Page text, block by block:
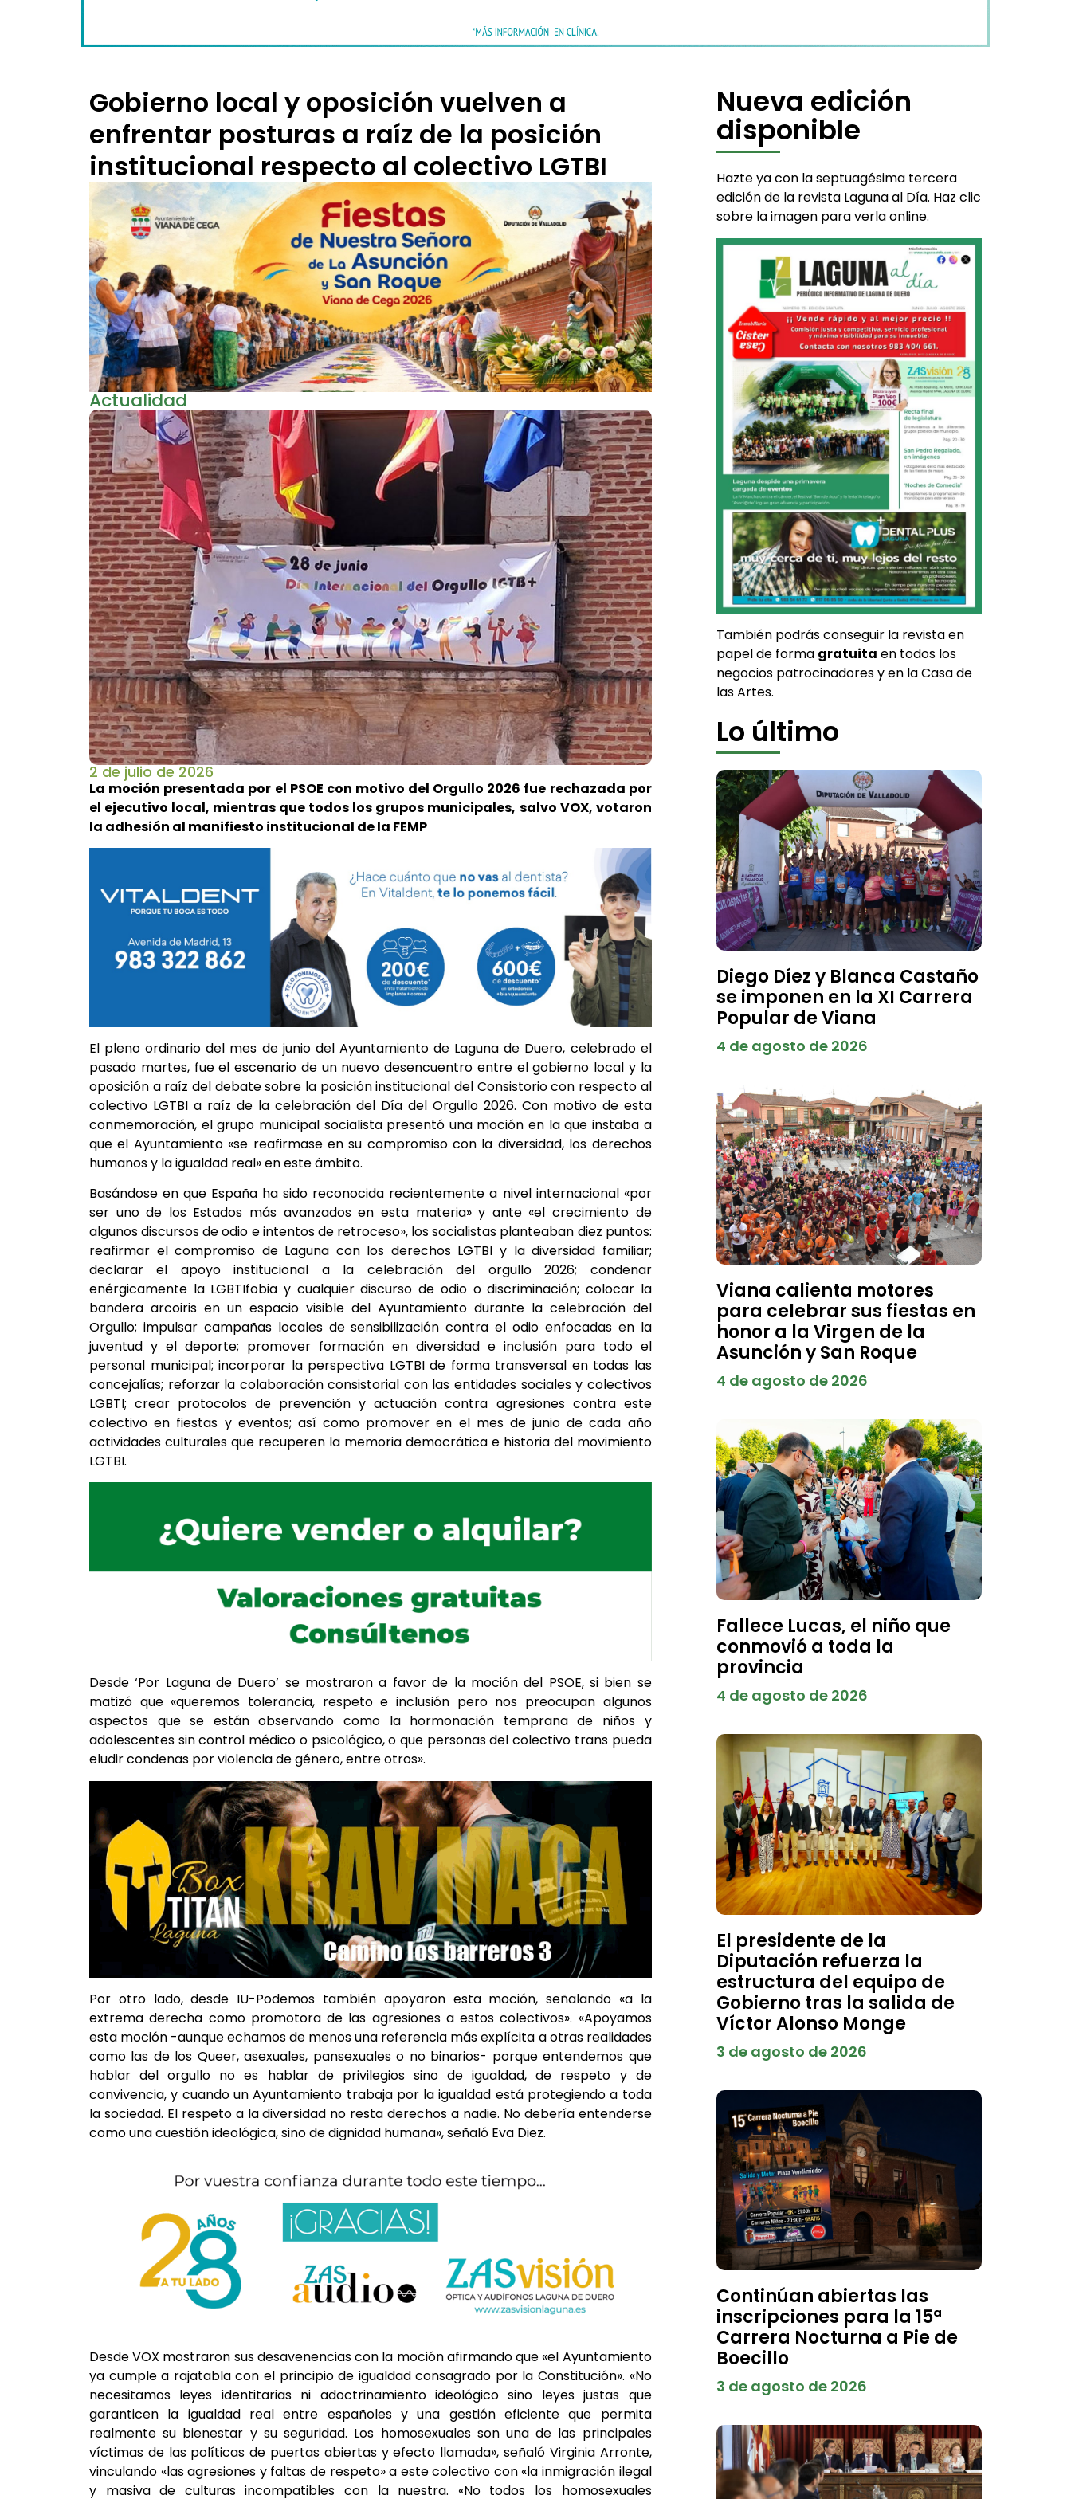
Gobierno local y oposición vuelven a
enfrentar posturas a raíz de la posición
institucional respecto al colectivo LGTBI
Actualidad
2 de julio de 2026
La moción presentada por el PSOE con motivo del Orgullo 2026 fue rechazada por
el ejecutivo local, mientras que todos los grupos municipales, salvo VOX, votaron
la adhesión al manifiesto institucional de la FEMP
El pleno ordinario del mes de junio del Ayuntamiento de Laguna de Duero, celebrado el
pasado martes, fue el escenario de un nuevo desencuentro entre el gobierno local y la
oposición a raíz del debate sobre la posición institucional del Consistorio con respecto al
colectivo LGTBI a raíz de la celebración del Día del Orgullo 2026. Con motivo de esta
conmemoración, el grupo municipal socialista presentó una moción en la que instaba a
que el Ayuntamiento «se reafirmase en su compromiso con la diversidad, los derechos
humanos y la igualdad real» en este ámbito.
Basándose en que España ha sido reconocida recientemente a nivel internacional «por
ser uno de los Estados más avanzados en esta materia» y ante «el crecimiento de
algunos discursos de odio e intentos de retroceso», los socialistas planteaban diez puntos:
reafirmar el compromiso de Laguna con los derechos LGTBI y la diversidad familiar;
declarar el apoyo institucional a la celebración del orgullo 2026; condenar
enérgicamente la LGBTIfobia y cualquier discurso de odio o discriminación; colocar la
bandera arcoiris en un espacio visible del Ayuntamiento durante la celebración del
Orgullo; impulsar campañas locales de sensibilización contra el odio enfocadas en la
juventud y el deporte; promover formación en diversidad e inclusión para todo el
personal municipal; incorporar la perspectiva LGTBI de forma transversal en todas las
concejalías; reforzar la colaboración consistorial con las entidades sociales y colectivos
LGBTI; crear protocolos de prevención y actuación contra agresiones contra este
colectivo en fiestas y eventos; así como promover en el mes de junio de cada año
actividades culturales que recuperen la memoria democrática e historia del movimiento
LGTBI.
Desde ‘Por Laguna de Duero’ se mostraron a favor de la moción del PSOE, si bien se
matizó que «queremos tolerancia, respeto e inclusión pero nos preocupan algunos
aspectos que se están observando como la hormonación temprana de niños y
adolescentes sin control médico o psicológico, o que personas del colectivo trans pueda
eludir condenas por violencia de género, entre otros».
Por otro lado, desde IU-Podemos también apoyaron esta moción, señalando «a la
extrema derecha como promotora de las agresiones a estos colectivos». «Apoyamos
esta moción -aunque echamos de menos una referencia más explícita a otras realidades
como las de los Queer, asexuales, pansexuales o no binarios- porque entendemos que
hablar del orgullo no es hablar de privilegios sino de igualdad, de respeto y de
convivencia, y cuando un Ayuntamiento trabaja por la igualdad está protegiendo a toda
la sociedad. El respeto a la diversidad no resta derechos a nadie. No debería entenderse
como una cuestión ideológica, sino de dignidad humana», señaló Eva Diez.
Desde VOX mostraron sus desavenencias con la moción afirmando que «el Ayuntamiento
ya cumple a rajatabla con el principio de igualdad consagrado por la Constitución». «No
necesitamos leyes identitarias ni adoctrinamiento ideológico sino leyes justas que
garanticen la igualdad real entre españoles y una gestión eficiente que permita
realmente su bienestar y su seguridad. Los homosexuales son una de las principales
víctimas de las políticas de puertas abiertas y efecto llamada», señaló Virginia Arronte,
vinculando «las agresiones y faltas de respeto» a este colectivo con «la inmigración ilegal
y masiva de culturas incompatibles con la nuestra. «No todos los homosexuales
Nueva edición
disponible
Hazte ya con la septuagésima tercera
edición de la revista Laguna al Día. Haz clic
sobre la imagen para verla online.
También podrás conseguir la revista en
papel de forma gratuita en todos los
negocios patrocinadores y en la Casa de
las Artes.
Lo último
Diego Díez y Blanca Castaño
se imponen en la XI Carrera
Popular de Viana
4 de agosto de 2026
Viana calienta motores
para celebrar sus fiestas en
honor a la Virgen de la
Asunción y San Roque
4 de agosto de 2026
Fallece Lucas, el niño que
conmovió a toda la
provincia
4 de agosto de 2026
El presidente de la
Diputación refuerza la
estructura del equipo de
Gobierno tras la salida de
Víctor Alonso Monge
3 de agosto de 2026
Continúan abiertas las
inscripciones para la 15ª
Carrera Nocturna a Pie de
Boecillo
3 de agosto de 2026